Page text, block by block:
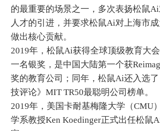
的最重要的场景之一，多次表扬松鼠
人才的引进，并要求松鼠Ai对上海市
做出核心贡献。
2019年，松鼠Ai获得全球顶级教育大
一名银奖，是中国大陆第一个获
奖的教育公司；同年，松鼠Ai还入选
技评论》MIT TR50最聪明公司榜单。
2019年，美国卡耐基梅隆大学（CMU
学系教授Ken Koedinger正式出任松鼠